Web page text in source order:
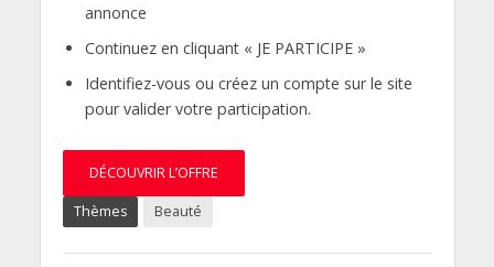
annonce
Continuez en cliquant « JE PARTICIPE »
Identifiez-vous ou créez un compte sur le site
pour valider votre participation.
DÉCOUVRIR L’OFFRE
Thèmes Beauté